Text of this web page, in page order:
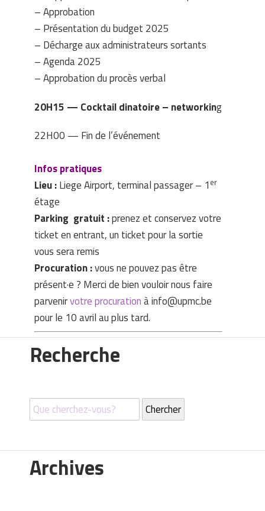
– Approbation
– Présentation du budget 2025
– Décharge aux administrateurs sortants
– Agenda 2025
– Approbation du procès verbal
20H15 — Cocktail dinatoire – networking
22H00 — Fin de l’événement
Infos pratiques
Lieu :Liege Airport, terminal passager – 1 er
étage
Parking gratuit :prenez et conservez votre
ticket en entrant, un ticket pour la sortie
vous sera remis
Procuration :vous ne pouvez pas être
présent·e ? Merci de bien vouloir nous faire
parvenirvotre procurationà info@upmc.be
pour le 10 avril au plus tard.
Recherche
Archives